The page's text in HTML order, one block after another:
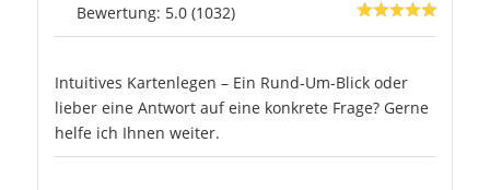
Bewertung: 5.0 (1032)
Intuitives Kartenlegen – Ein Rund-Um-Blick oder
lieber eine Antwort auf eine konkrete Frage? Gerne
helfe ich Ihnen weiter.